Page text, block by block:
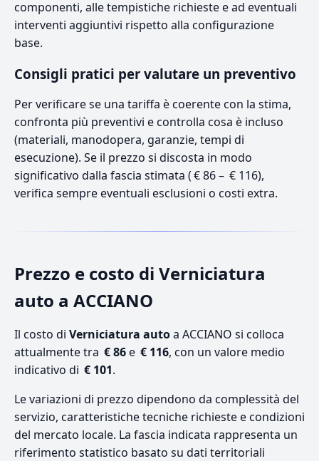
componenti, alle tempistiche richieste e ad eventuali
interventi aggiuntivi rispetto alla configurazione
base.
Consigli pratici per valutare un preventivo
Per verificare se una tariffa è coerente con la stima,
confronta più preventivi e controlla cosa è incluso
(materiali, manodopera, garanzie, tempi di
esecuzione). Se il prezzo si discosta in modo
significativo dalla fascia stimata ( € 86 – € 116),
verifica sempre eventuali esclusioni o costi extra.
Prezzo e costo di Verniciatura
auto a ACCIANO
Il costo di Verniciatura autoa ACCIANO si colloca
attualmente tra € 86e € 116, con un valore medio
indicativo di € 101.
Le variazioni di prezzo dipendono da complessità del
servizio, caratteristiche tecniche richieste e condizioni
del mercato locale. La fascia indicata rappresenta un
riferimento statistico basato su dati territoriali